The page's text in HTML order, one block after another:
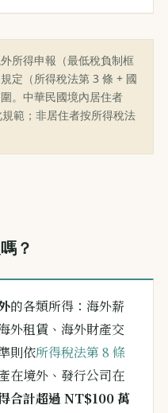
所得申報（最低稅負制框
定（所得稅法第 3 條 + 國
。中華民國境內居住者
範；非居住者按所得稅法
？
的各類所得：海外薪
外租賃、海外財產交
則依所得稅法第 8 條
在境外、發行公司在
合計超過 NT$100 萬